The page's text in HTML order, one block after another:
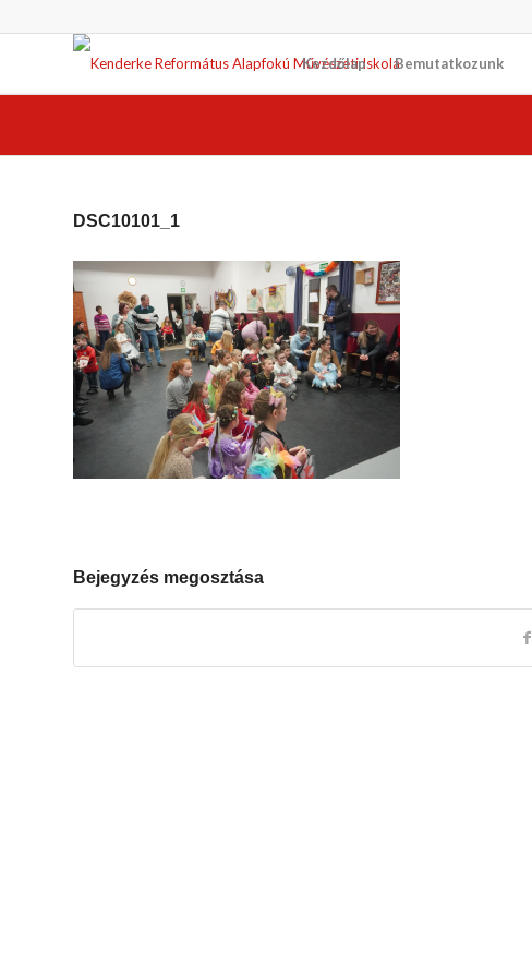
Kezdőlap Bemutatkozunk
DSC10101_1
Bejegyzés megosztása